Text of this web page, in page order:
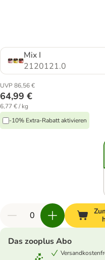
Mix I
2120121.0
UVP 86,56 €
64,99 €
6,77 € / kg
-10% Extra-Rabatt aktivieren
Das zooplus Abo